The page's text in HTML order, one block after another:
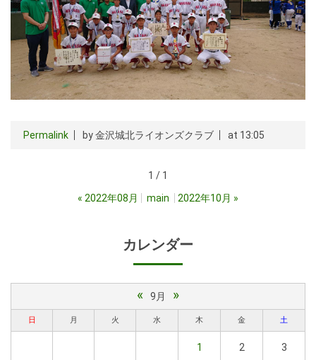
Permalink by 金沢城北ライオンズクラブ at 13:05
1 / 1
« 2022年08月 main 2022年10月 »
カレンダー
« 9月 »
日 月 火 水 木 金 土
1 2 3